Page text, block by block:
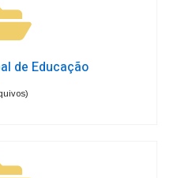
de Educação